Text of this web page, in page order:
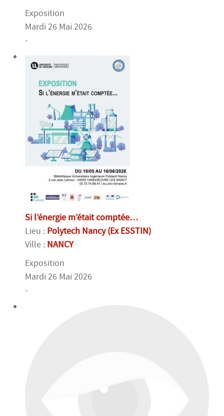
Exposition
Mardi 26 Mai 2026
-
Si l’énergie m’était comptée…
Lieu : Polytech Nancy (Ex ESSTIN)
Ville : NANCY
Exposition
Mardi 26 Mai 2026
-